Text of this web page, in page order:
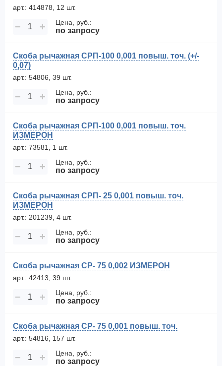
арт.: 414878, 12 шт.
− + Цена, руб.:
по запросу
Скоба рычажная СРП-100 0,001 повыш. точ. (+/-
0,07)
арт.: 54806, 39 шт.
− + Цена, руб.:
по запросу
Скоба рычажная СРП-100 0,001 повыш. точ.
ИЗМЕРОН
арт.: 73581, 1 шт.
− + Цена, руб.:
по запросу
Скоба рычажная СРП- 25 0,001 повыш. точ.
ИЗМЕРОН
арт.: 201239, 4 шт.
− + Цена, руб.:
по запросу
Скоба рычажная СР- 75 0,002 ИЗМЕРОН
арт.: 42413, 39 шт.
− + Цена, руб.:
по запросу
Скоба рычажная СР- 75 0,001 повыш. точ.
арт.: 54816, 157 шт.
− + Цена, руб.:
по запросу